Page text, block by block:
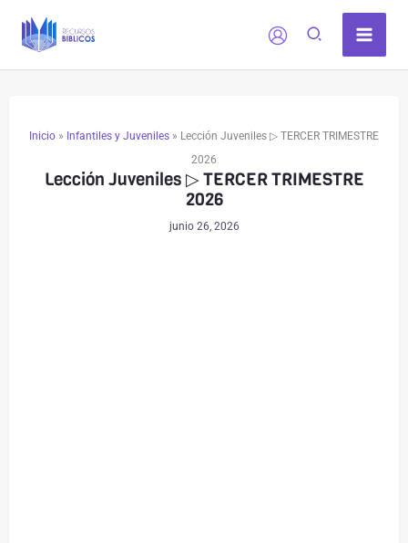
Inicio » Infantiles y Juveniles » Lección Juveniles ▷ TERCER TRIMESTRE
2026
Lección Juveniles ▷ TERCER TRIMESTRE
2026
junio 26, 2026
siguientes
siguientes